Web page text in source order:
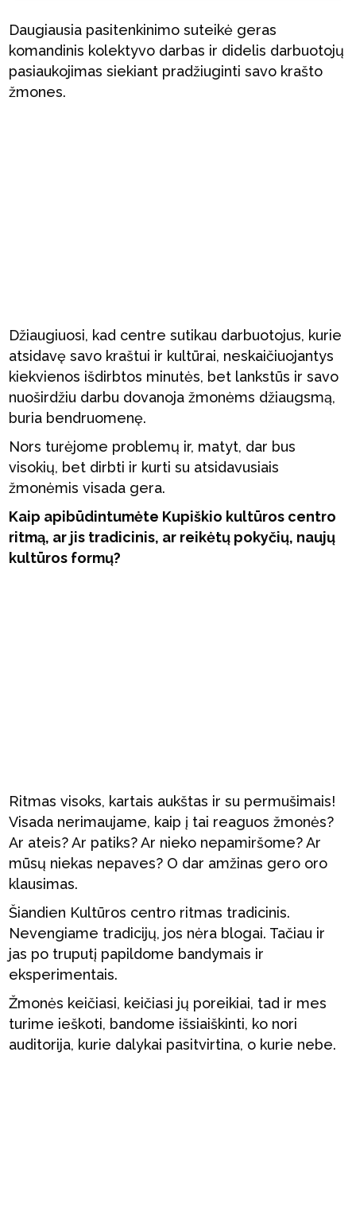
Daugiausia pasitenkinimo suteikė geras
komandinis kolektyvo darbas ir didelis darbuotojų
pasiaukojimas siekiant pradžiuginti savo krašto
žmones.
Džiaugiuosi, kad centre sutikau darbuotojus, kurie
atsidavę savo kraštui ir kultūrai, neskaičiuojantys
kiekvienos išdirbtos minutės, bet lankstūs ir savo
nuoširdžiu darbu dovanoja žmonėms džiaugsmą,
buria bendruomenę.
Nors turėjome problemų ir, matyt, dar bus
visokių, bet dirbti ir kurti su atsidavusiais
žmonėmis visada gera.
Kaip apibūdintumėte Kupiškio kultūros centro
ritmą, ar jis tradicinis, ar reikėtų pokyčių, naujų
kultūros formų?
Ritmas visoks, kartais aukštas ir su permušimais!
Visada nerimaujame, kaip į tai reaguos žmonės?
Ar ateis? Ar patiks? Ar nieko nepamiršome? Ar
mūsų niekas nepaves? O dar amžinas gero oro
klausimas.
Šiandien Kultūros centro ritmas tradicinis.
Nevengiame tradicijų, jos nėra blogai. Tačiau ir
jas po truputį papildome bandymais ir
eksperimentais.
Žmonės keičiasi, keičiasi jų poreikiai, tad ir mes
turime ieškoti, bandome išsiaiškinti, ko nori
auditorija, kurie dalykai pasitvirtina, o kurie nebe.